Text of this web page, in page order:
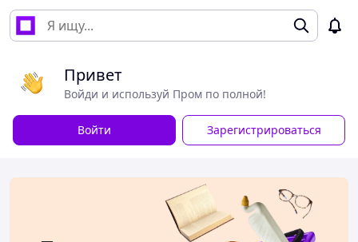
Привет
Войди и используй Пром по полной!
Войти Зарегистрироваться